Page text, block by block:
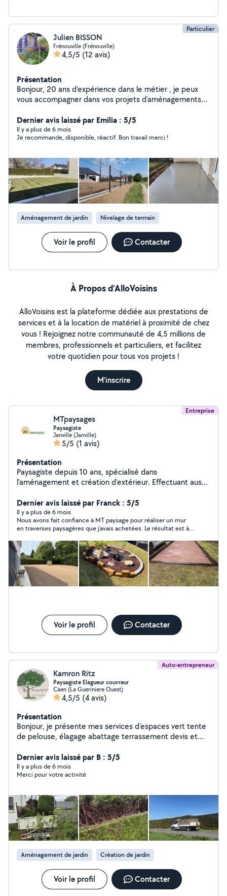
Particulier
Julien BISSON
Frénouville (Frénouville)
4,5/5 (12 avis)
Présentation
Bonjour, 20 ans d'expérience dans le métier , je peux
vous accompagner dans vos projets d'aménagements
votre numéro de téléphone pour que je puisse vous
répondre.
Dernier avis laissé par Emilia : 5/5
Il y a plus de 6 mois
Je recommande, disponible, réactif. Bon travail merci !
Aménagement de jardin Nivelage de terrrain
Voir le profil Contacter
À Propos d’AlloVoisins
AlloVoisins est la plateforme dédiée aux prestations de
services et à la location de matériel à proximité de chez
vous ! Rejoignez notre communauté de 4,5 millions de
membres, professionnels et particuliers, et facilitez
votre quotidien pour tous vos projets !
M'inscrire
Entreprise
MTpaysages
Paysagiste
Janville (Janville)
5/5 (1 avis)
Présentation
Paysagiste depuis 10 ans, spécialisé dans
l'aménagement et création d'extérieur. Effectuant aussi
taille de haies
Dernier avis laissé par Franck : 5/5
Il y a plus de 6 mois
Nous avons fait confiance à MT paysage pour réaliser un mur
en traverses paysagères que j'avais achetées. Le résultat est à
Nous solliciterons de nouveau MT paysage pour nos futurs
travaux.
Voir le profil Contacter
Auto-entrepreneur
Kamron Ritz
Paysagiste Elagueur couvreur
Caen (La Gueriniere Ouest)
4,5/5 (4 avis)
Présentation
Bonjour, je présente mes services d'espaces vert tente
de pelouse, élagage abattage terrassement devis et
Dernier avis laissé par B : 5/5
Il y a plus de 6 mois
Merci pour votre activité
Aménagement de jardin Création de jardin
Voir le profil Contacter